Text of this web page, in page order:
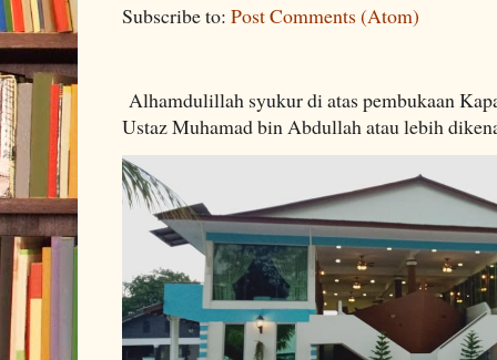
Subscribe to: Post Comments (Atom)
Alhamdulillah syukur di atas pembukaan
Ustaz Muhamad bin Abdullah atau lebih